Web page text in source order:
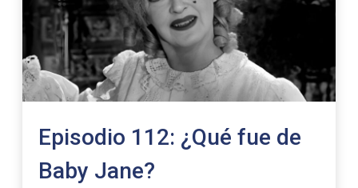
Episodio 112: ¿Qué fue de
Baby Jane?